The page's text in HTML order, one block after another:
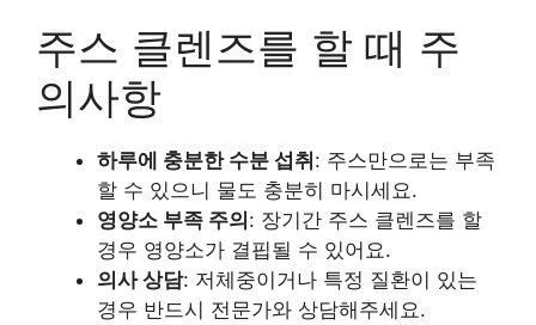
주스 클렌즈를 할 때 주
의사항
하루에 충분한 수분 섭취 : 주스만으로는 부족
할 수 있으니 물도 충분히 마시세요.
영양소 부족 주의 : 장기간 주스 클렌즈를 할
경우 영양소가 결핍될 수 있어요.
의사 상담: 저체중이거나 특정 질환이 있는
경우 반드시 전문가와 상담해주세요.